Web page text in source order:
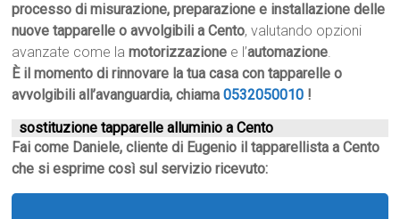
processo di misurazione, preparazione e installazione delle
nuove tapparelle o avvolgibili a Cento, valutando opzioni
avanzate come lamotorizzazione e l’automazione.
È il momento di rinnovare la tua casa con tapparelle o
avvolgibili all’avanguardia, chiama0532050010 !
sostituzione tapparelle alluminio a Cento
Fai come Daniele, cliente di Eugenio il tapparellista a Cento
che si esprime così sul servizio ricevuto: